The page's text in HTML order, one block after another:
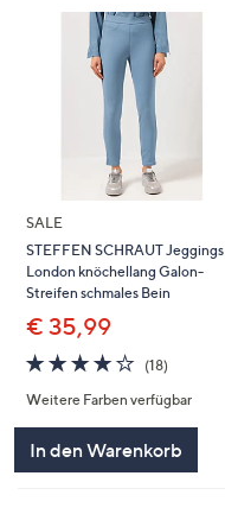
SALE
STEFFEN SCHRAUT Jeggings
London knöchellang Galon-
Streifen schmales Bein
€ 35,99
4.0
von
5
(18)18
Weitere Farben verfügbar
In den Warenkorb